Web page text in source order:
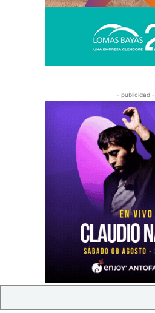
- publicidad -